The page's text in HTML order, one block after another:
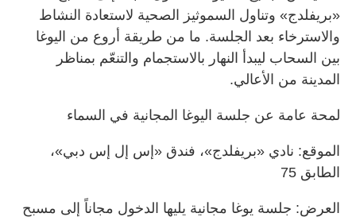
«بريفلدج» وتناول السموثيز الصحية لاستعادة النشاط
والاسترخاء بعد الجلسة. ما من طريقة أروع من اليوغا
بين السحاب ليبدأ النهار بالاستجمام والتنعّم بمناظر
المدينة من الأعالي.
لمحة عامة عن جلسة اليوغا المجانية في السماء
الموقع: نادي «بريفلدج»، فندق «إس إل إس دبي»،
الطابق 75
العرض: جلسة يوغا مجانية يليها الدخول مجاناً إلى مسبح